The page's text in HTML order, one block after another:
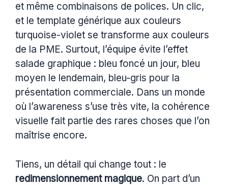
et même combinaisons de polices. Un clic,
et le template générique aux couleurs
turquoise-violet se transforme aux couleurs
de la PME. Surtout, l’équipe évite l’effet
salade graphique : bleu foncé un jour, bleu
moyen le lendemain, bleu-gris pour la
présentation commerciale. Dans un monde
où l’awareness s’use très vite, la cohérence
visuelle fait partie des rares choses que l’on
maîtrise encore.
Tiens, un détail qui change tout : le
redimensionnement magique. On part d’un